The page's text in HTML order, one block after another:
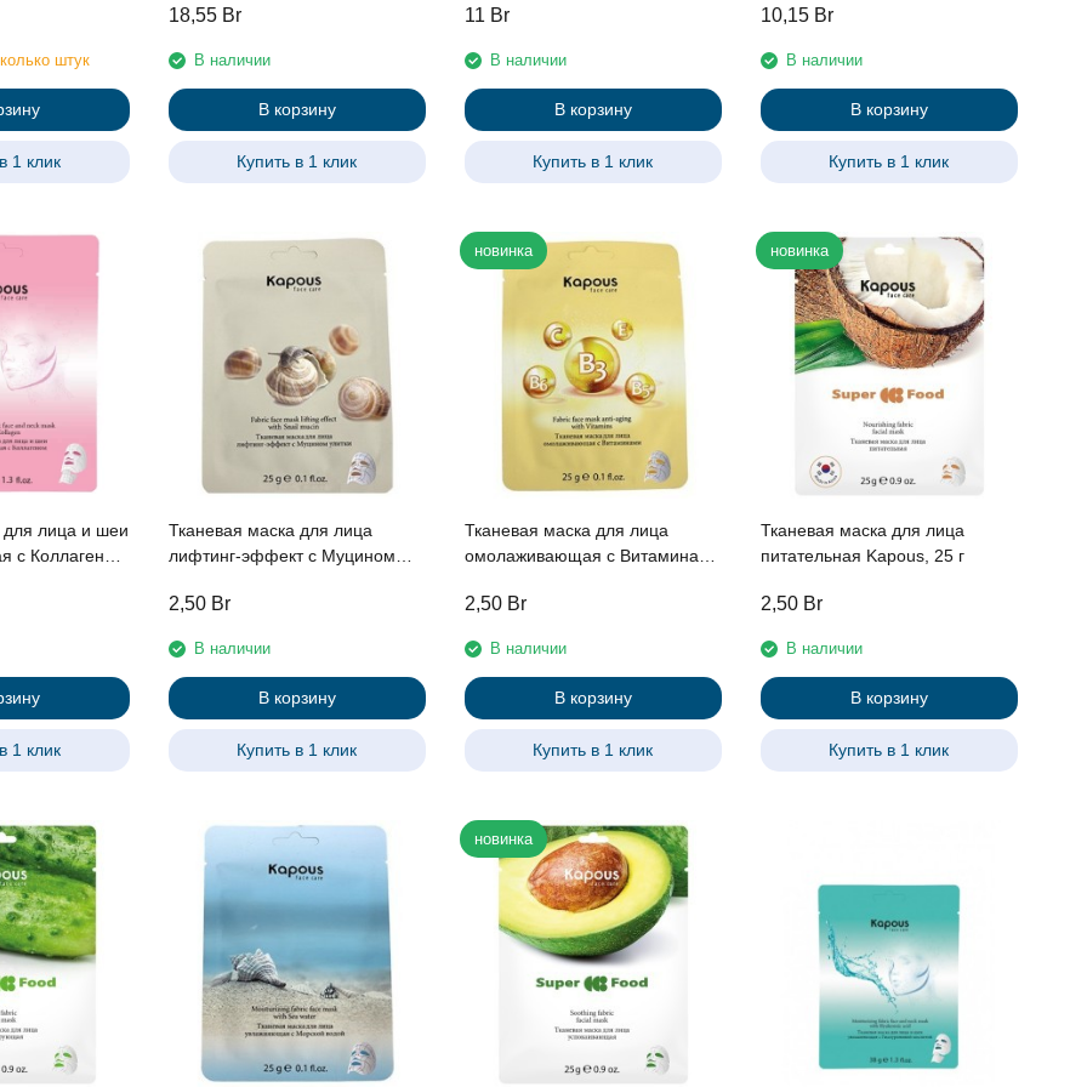
штук
1 клик
18,55 Br
В наличии
В корзину
Купить в 1 клик
11 Br
В наличии
В корзину
Купить в 1 клик
10,15 Br
В наличии
В корзину
Купить в 1 клик
для лица и шеи
с Коллагеном
1 клик
Тканевая маска для лица
лифтинг-эффект с Муцином
2,50 Br
В наличии
В корзину
Купить в 1 клик
новинка
Тканевая маска для лица
омолаживающая с Витаминами
2,50 Br
В наличии
В корзину
Купить в 1 клик
новинка
Тканевая маска для лица
питательная Kapous, 25 г
2,50 Br
В наличии
В корзину
Купить в 1 клик
новинка